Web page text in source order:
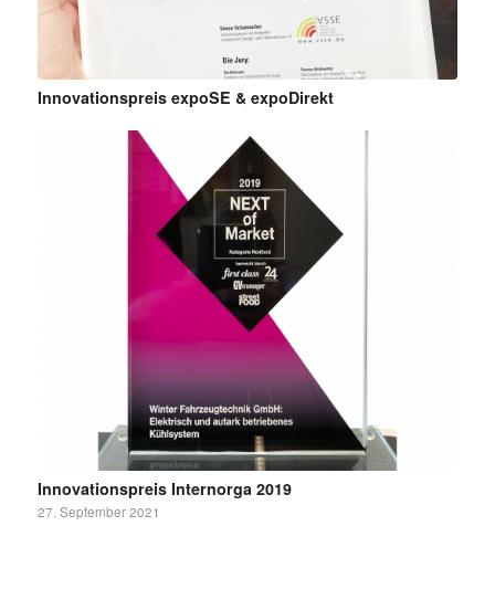
Innovationspreis expoSE & expoDirekt
Innovationspreis Internorga 2019
27. September 2021